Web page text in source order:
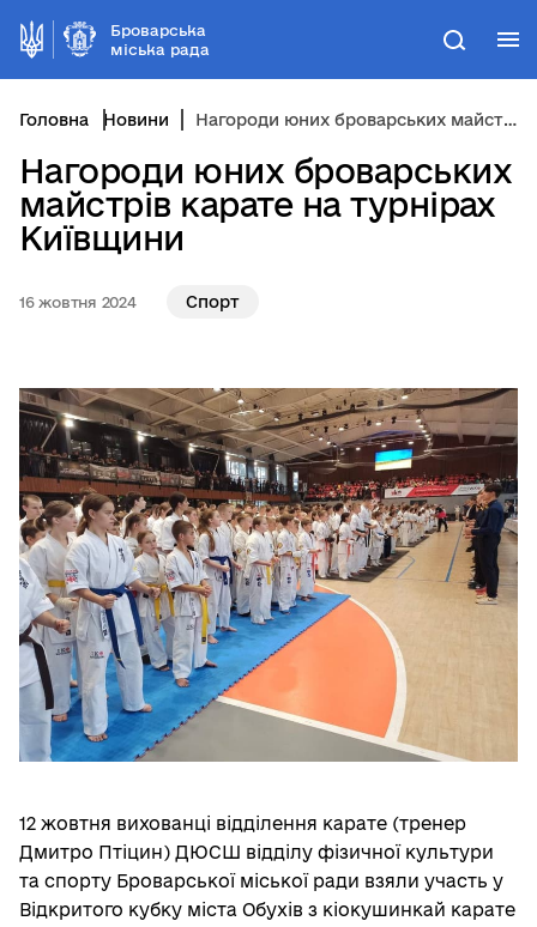
Броварська
міська рада
Пошук
Головна Новини Нагороди юних броварських майстрів карате на турнірах Київщини
Нагороди юних броварських
майстрів карате на турнірах
Київщини
16 жовтня 2024 Спорт
12 жовтня вихованці відділення карате (тренер
Дмитро Птіцин) ДЮСШ відділу фізичної культури
та спорту Броварської міської ради взяли участь у
Відкритого кубку міста Обухів з кіокушинкай карате